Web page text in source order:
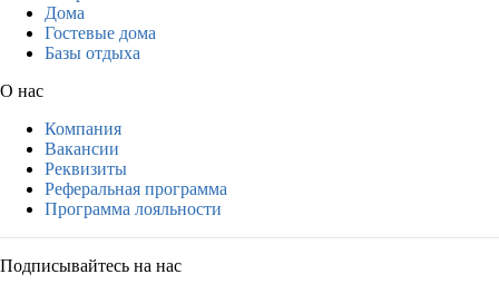
Дома
Гостевые дома
Базы отдыха
О нас
Компания
Вакансии
Реквизиты
Реферальная программа
Программа лояльности
Подписывайтесь на нас